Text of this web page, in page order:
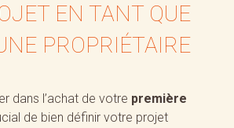
EN TANT QUE
PROPRIÉTAIRE
dans l’achat de votre première
de bien définir votre projet